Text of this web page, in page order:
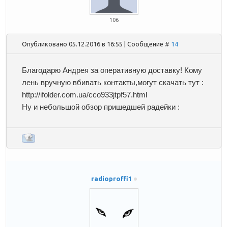
106
Опубликовано 05.12.2016 в 16:55 | Сообщение # 14
Благодарю Андрея за оперативную доставку! Кому
лень вручную вбивать контакты,могут скачать тут :
http://ifolder.com.ua/cco933jtpf57.html
Ну и небольшой обзор пришедшей радейки :
radioproffi1